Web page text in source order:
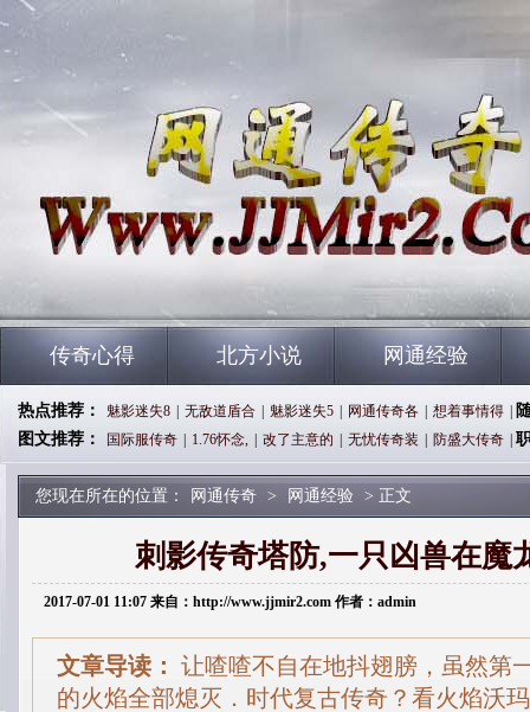
传奇心得 北方小说 网通经验
热点推荐： 魅影迷失8 无敌道盾合 魅影迷失5 网通传奇各 想着事情得
图文推荐：
国际服传奇 1.76怀念, 改了主意的 无忧传奇装 防盛大传奇
您现在所在的位置： 网通传奇 > 网通经验 > 正文
刺影传奇塔防,一只凶兽在魔
2017-07-01 11:07 来自：http://www.jjmir2.com 作者：admin
文章导读： 让喳喳不自在地抖翅膀，虽然第
的火焰全部熄灭．时代复古传奇？看火焰沃